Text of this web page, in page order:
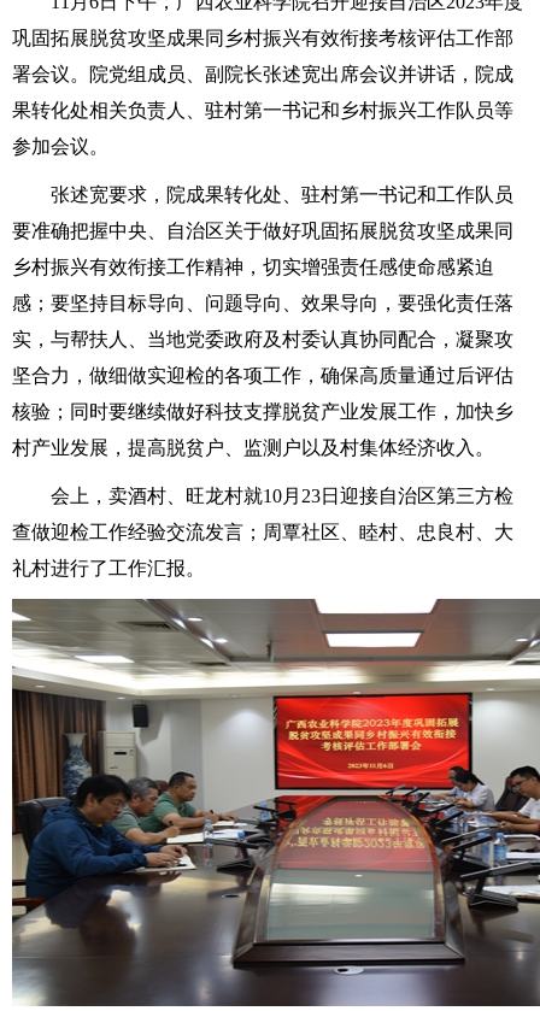
巩固拓展脱贫攻坚成果同乡村振兴有效衔接考核评估工作部
署会议。院党组成员、副院长张述宽出席会议并讲话，院成
果转化处相关负责人、驻村第一书记和乡村振兴工作队员等
参加会议。
张述宽要求，院成果转化处、驻村第一书记和工作队员
要准确把握中央、自治区关于做好巩固拓展脱贫攻坚成果同
乡村振兴有效衔接工作精神，切实增强责任感使命感紧迫
感；要坚持目标导向、问题导向、效果导向，要强化责任落
实，与帮扶人、当地党委政府及村委认真协同配合，凝聚攻
坚合力，做细做实迎检的各项工作，确保高质量通过后评估
核验；同时要继续做好科技支撑脱贫产业发展工作，加快乡
村产业发展，提高脱贫户、监测户以及村集体经济收入。
会上，卖酒村、旺龙村就10月23日迎接自治区第三方检
查做迎检工作经验交流发言；周覃社区、睦村、忠良村、大
礼村进行了工作汇报。